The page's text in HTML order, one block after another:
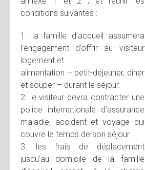
conditions suivantes :
1. la famille d’accueil assumera
l’engagement d’offrir au visiteur
logement et
alimentation – petit-déjeuner, dîner
et souper – durant le séjour.
2. le visiteur devra contracter une
police internationale d’assurance
maladie, accident et voyage qui
couvre le temps de son séjour.
3. les frais de déplacement
jusqu’au domicile de la famille